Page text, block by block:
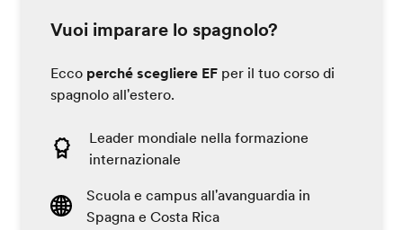
Vuoi imparare lo spagnolo?
Ecco perché scegliere EF per il tuo corso di
spagnolo all'estero.
Leader mondiale nella formazione
internazionale
Scuola e campus all'avanguardia in
Spagna e Costa Rica